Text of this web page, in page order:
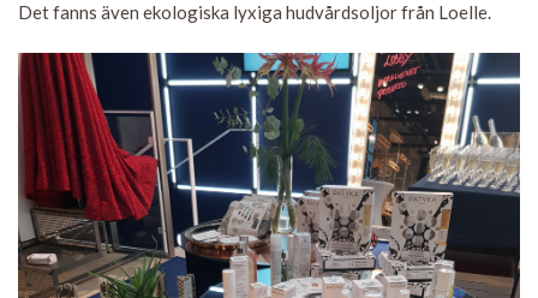
Det fanns även ekologiska lyxiga hudvårdsoljor från Loelle.